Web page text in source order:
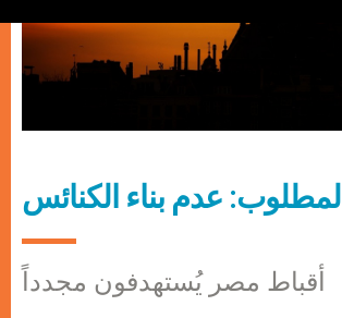
المطلوب: عدم بناء الكنائس
أقباط مصر يُستهدفون مجدداً